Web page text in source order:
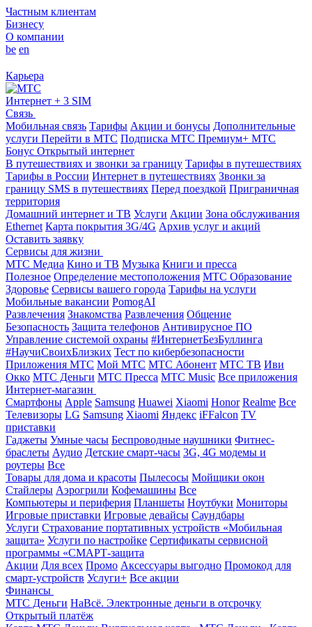
Частным клиентам
Бизнесу
О компании
be en
Карьера
Интернет + 3 SIM
Связь
Мобильная связь Тарифы Акции и бонусы Дополнительные
услуги Перейти в МТС Подписка МТС Премиум+ МТС
Бонус Открытый интернет
В путешествиях и звонки за границу Тарифы в путешествиях
Тарифы в России Интернет в путешествиях Звонки за
границу SMS в путешествиях Перед поездкой Приграничная
территория
Домашний интернет и ТВ Услуги Акции Зона обслуживания
Ethernet Карта покрытия 3G/4G Архив услуг и акций
Оставить заявку
Сервисы для жизни
МТС Медиа Кино и ТВ Музыка Книги и пресса
Полезное Определение местоположения МТС Образование
Здоровье Сервисы вашего города Тарифы на услуги
Мобильные вакансии PomogAI
Развлечения Знакомства Развлечения Общение
Безопасность Защита телефонов Антивирусное ПО
Управление системой охраны #ИнтернетБезБуллинга
#НаучиСвоихБлизких Тест по кибербезопасности
Приложения МТС Мой МТС МТС Абонент МТС ТВ Иви
Окко МТС Деньги МТС Пресса МТС Music Все приложения
Интернет-магазин
Смартфоны Apple Samsung Huawei Xiaomi Honor Realme Все
Телевизоры LG Samsung Xiaomi Яндекс iFFalcon TV
приставки
Гаджеты Умные часы Беспроводные наушники Фитнес-
браслеты Аудио Детские смарт-часы 3G, 4G модемы и
роутеры Все
Товары для дома и красоты Пылесосы Мойщики окон
Стайлеры Аэрогрили Кофемашины Все
Компьютеры и периферия Планшеты Ноутбуки Мониторы
Игровые приставки Игровые девайсы Саундбары
Услуги Страхование портативных устройств «Мобильная
защита» Услуги по настройке Сертификаты сервисной
программы «СМАРТ-защита
Акции Для всех Промо Аксессуары выгодно Промокод для
смарт-устройств Услуги+ Все акции
Финансы
МТС Деньги НаВсё. Электронные деньги в отсрочку
Открытый платёж